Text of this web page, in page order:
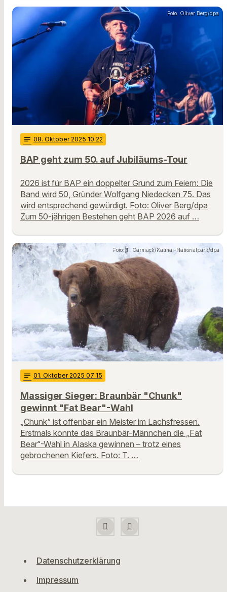
Foto: Oliver Berg/dpa
notes 08. Oktober 2025 10:22
BAP geht zum 50. auf Jubiläums-Tour
2026 ist für BAP ein doppelter Grund zum Feiern: Die
Band wird 50, Gründer Wolfgang Niedecken 75. Das
wird entsprechend gewürdigt. Foto: Oliver Berg/dpa
Zum 50-jährigen Bestehen geht BAP 2026 auf …
Foto: T. Carmack/Katmai-Nationalpark/dpa
notes 01. Oktober 2025 07:15
Massiger Sieger: Braunbär "Chunk"
gewinnt "Fat Bear"-Wahl
„Chunk“ ist offenbar ein Meister im Lachsfressen.
Erstmals konnte das Braunbär-Männchen die „Fat
Bear“-Wahl in Alaska gewinnen – trotz eines
gebrochenen Kiefers. Foto: T. …
Datenschutzerklärung
Impressum